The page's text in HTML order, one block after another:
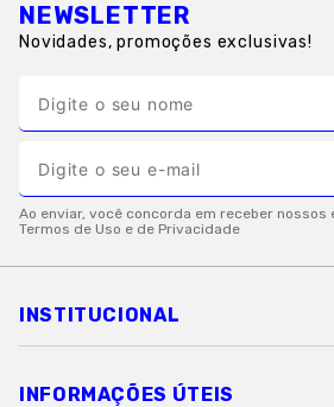
NEWSLETTER
Novidades, promoções exclusivas!
INSTITUCIONAL
INFORMAÇÕES ÚTEIS